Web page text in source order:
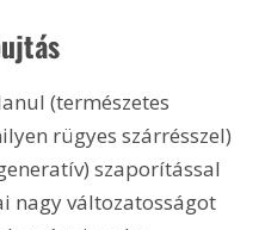
(természetes
rügyes szárrésszel)
szaporítással
nagy változatosságot